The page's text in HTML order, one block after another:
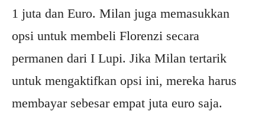
1 juta dan Euro. Milan juga memasukkan
opsi untuk membeli Florenzi secara
permanen dari I Lupi. Jika Milan tertarik
untuk mengaktifkan opsi ini, mereka harus
membayar sebesar empat juta euro saja.